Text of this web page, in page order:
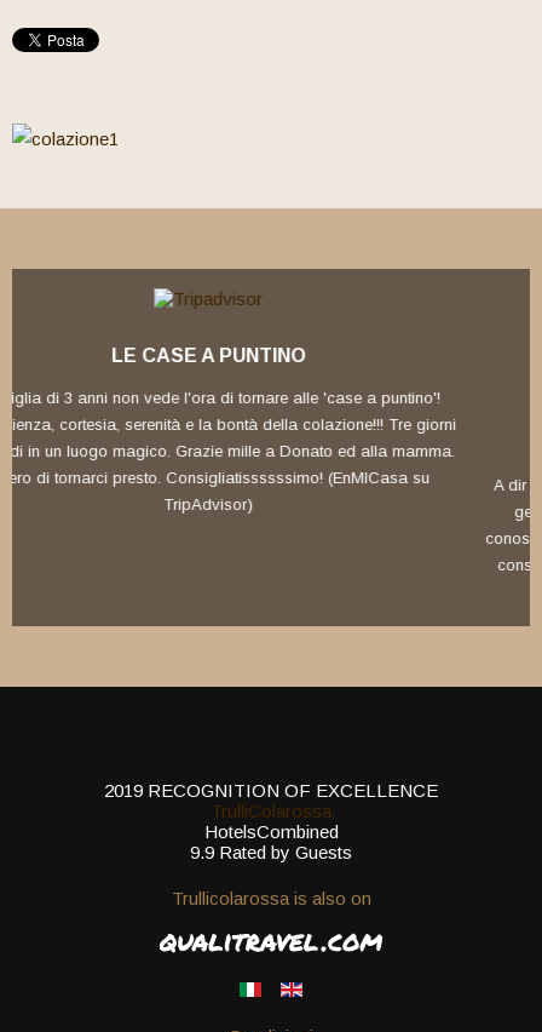
'case a puntino'!
Tre giorni
ed alla mamma.
(EnMICasa su
POSTO MERAVIGLIOSO
A dir poco fantastico. Un ambiente rilassante e
gentilissimi i quali ti accompagnano in tutto e
conoscenza della Puglia...siamo stati trattati come
consigliatissimo .. ci torneremo sicuramente
2019 RECOGNITION OF EXCELLENCE
TrulliColarossa
HotelsCombined
9.9 Rated by Guests
Trullicolarossa is also on